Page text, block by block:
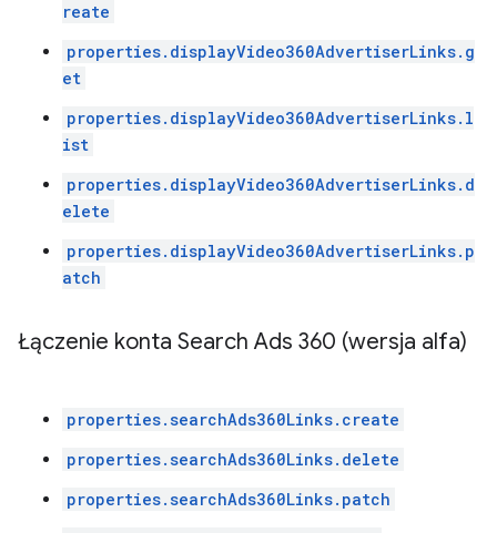
reate
properties.displayVideo360AdvertiserLinks.g
et
properties.displayVideo360AdvertiserLinks.l
ist
properties.displayVideo360AdvertiserLinks.d
elete
properties.displayVideo360AdvertiserLinks.p
atch
Łączenie konta Search Ads 360 (wersja alfa)
properties.searchAds360Links.create
properties.searchAds360Links.delete
properties.searchAds360Links.patch